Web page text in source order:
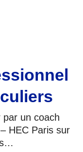
par un coach
HEC Paris sur